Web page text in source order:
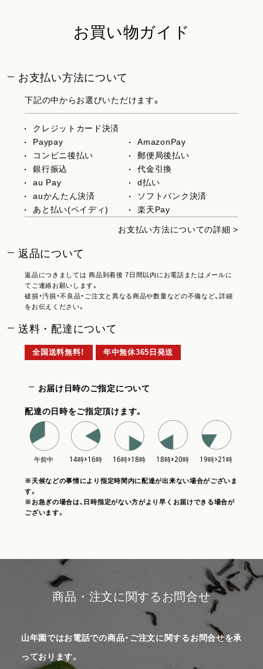
お買い物ガイド
お支払い方法について
下記の中からお選びいただけます。
クレジットカード決済
Paypay
AmazonPay
コンビニ後払い
郵便局後払い
銀行振込
代金引換
au Pay
d払い
auかんたん決済
ソフトバンク決済
あと払い(ペイディ)
楽天Pay
お支払い方法についての詳細 >
返品について
返品につきましては 商品到着後 7日間以内にお電話またはメールに
てご連絡お願いします。
破損・汚損・不良品・ご注文と異なる商品や数量などの不備など、詳細
をお伝えください。
送料・配達について
全国送料無料！ 年中無休365日発送
お届け日時のご指定について
配達の日時をご指定頂けます。
※天候などの事情により指定時間内に配達が出来ない場合がございま
す。
※お急ぎの場合は、日時指定がない方がより早くお届けできる場合が
ございます。
商品・注文に関するお問合せ
山年園ではお電話での商品・ご注文に関するお問合せを承
っております。